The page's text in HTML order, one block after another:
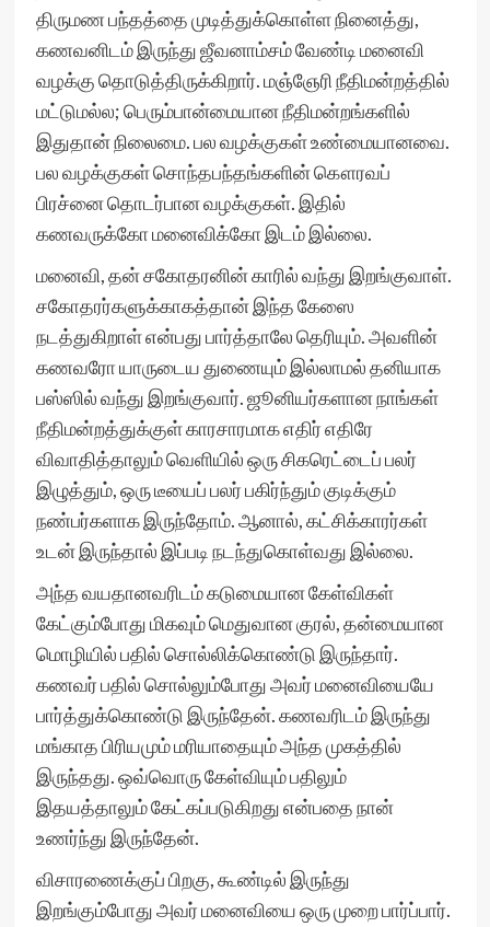
திருமண பந்தத்தை முடித்துக்கொள்ள நினைத்து,
கணவனிடம் இருந்து ஜீவனாம்சம் வேண்டி மனைவி
வழக்கு தொடுத்திருக்கிறார். மஞ்ஞேரி நீதிமன்றத்தில்
மட்டுமல்ல; பெரும்பான்மையான நீதிமன்றங்களில்
இதுதான் நிலைமை. பல வழக்குகள் உண்மையானவை.
பல வழக்குகள் சொந்தபந்தங்களின் கௌரவப்
பிரச்னை தொடர்பான வழக்குகள். இதில்
கணவருக்கோ மனைவிக்கோ இடம் இல்லை.
மனைவி, தன் சகோதரனின் காரில் வந்து இறங்குவாள்.
சகோதரர்களுக்காகத்தான் இந்த கேஸை
நடத்துகிறாள் என்பது பார்த்தாலே தெரியும். அவளின்
கணவரோ யாருடைய துணையும் இல்லாமல் தனியாக
பஸ்ஸில் வந்து இறங்குவார். ஜூனியர்களான நாங்கள்
நீதிமன்றத்துக்குள் காரசாரமாக எதிர் எதிரே
விவாதித்தாலும் வெளியில் ஒரு சிகரெட்டைப் பலர்
இழுத்தும், ஒரு டீயைப் பலர் பகிர்ந்தும் குடிக்கும்
நண்பர்களாக இருந்தோம். ஆனால், கட்சிக்காரர்கள்
உடன் இருந்தால் இப்படி நடந்துகொள்வது இல்லை.
அந்த வயதானவரிடம் கடுமையான கேள்விகள்
கேட்கும்போது மிகவும் மெதுவான குரல், தன்மையான
மொழியில் பதில் சொல்லிக்கொண்டு இருந்தார்.
கணவர் பதில் சொல்லும்போது அவர் மனைவியையே
பார்த்துக்கொண்டு இருந்தேன். கணவரிடம் இருந்து
மங்காத பிரியமும் மரியாதையும் அந்த முகத்தில்
இருந்தது. ஒவ்வொரு கேள்வியும் பதிலும்
இதயத்தாலும் கேட்கப்படுகிறது என்பதை நான்
உணர்ந்து இருந்தேன்.
விசாரணைக்குப் பிறகு, கூண்டில் இருந்து
இறங்கும்போது அவர் மனைவியை ஒரு முறை பார்ப்பார்.